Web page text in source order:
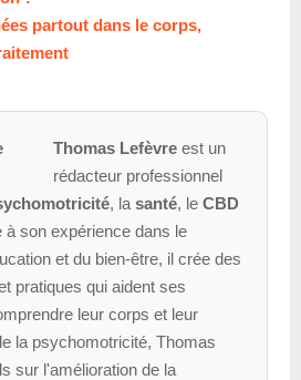
partout dans le corps,
Thomas Lefèvreest un
rédacteur professionnel
, la santé, le CBD
à son expérience dans le
et du bien-être, il crée des
pratiques qui aident ses
leur corps et leur
la psychomotricité, Thomas
sur l'amélioration de la